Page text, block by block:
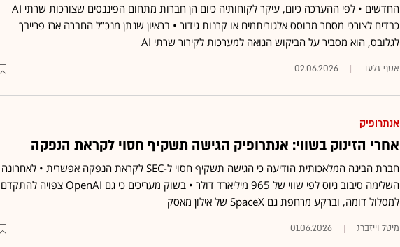
החדשים • לפי ההערכה כיום, עיקר לקוחותיה כיום הן חברות מתחום הפיננסים שצורכות שרתי AI
כבדים לצורכי מסחר מבוסס אלגוריתמים או קרנות גידור • בראיון שנתן מנכ"ל החברה ארז פרייבך
לגלובס, הוא מסביר על הביקוש הגואה למערכות לקירור שרתי AI
אסף גלעד 02.06.2026
אנתרופיק
אחרי הזינוק בשווי: אנתרופיק הגישה תשקיף חסוי לקראת הנפקה
חברת הבינה המלאכותית הודיעה כי הגישה תשקיף חסוי ל-SEC לקראת הנפקה אפשרית • לאחרונה
השלימה סיבוב גיוס לפי שווי של 965 מיליארד דולר • בשוק מעריכים כי גם OpenAI צפויה להתקדם
למסלול דומה, וברקע מרחפת גם SpaceX של אילון מאסק
מיטל וייזברג 01.06.2026